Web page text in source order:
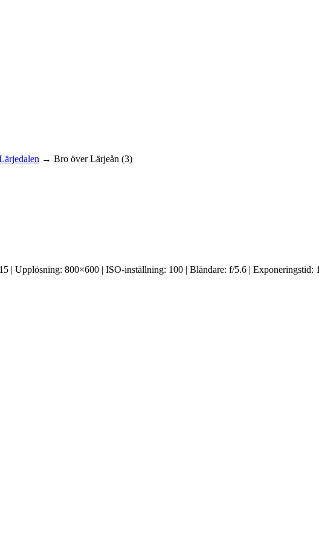
→ Bro över Lärjeån (3)
| Upplösning: 800×600 | ISO-inställning: 100 | Bländare: f/5.6 | Exponeringstid: